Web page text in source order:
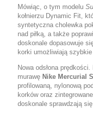
Mówiąc, o tym modelu
kołnierzu Dynamic Fit,
syntetyczna cholewka
nad piłką, a także
doskonale dopasowuje
korki umożliwiają
Nowa odsłona
murawę Nike Mercurial
profilowaną, nylonową
korków oraz
doskonale sprawdzają